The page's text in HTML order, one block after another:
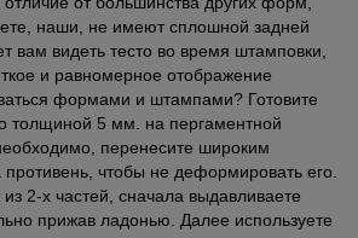
наши, не имеют сплошной задней
вам видеть тесто во время штамповки,
и равномерное отображение
формами и штампами? Готовите
толщиной 5 мм. на пергаментной
перенесите широким
чтобы не деформировать его.
2-х частей, сначала выдавливаете
прижав ладонью. Далее используете